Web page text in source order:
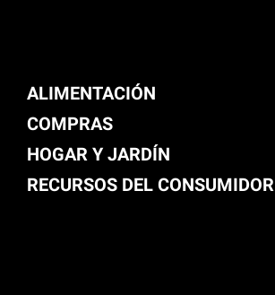
ALIMENTACIÓN
COMPRAS
HOGAR Y JARDÍN
RECURSOS DEL CONSUMIDOR